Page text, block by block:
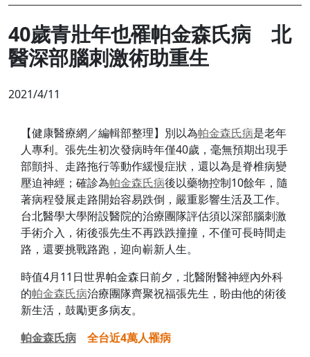
40歲青壯年也罹帕金森氏病 北
醫深部腦刺激術助重生
2021/4/11
【健康醫療網／編輯部整理】別以為帕金森氏病是老年
人專利。張先生初次發病時年僅40歲，毫無預期出現手
部顫抖、走路拖行等動作緩慢症狀，還以為是脊椎病變
壓迫神經；確診為帕金森氏病後以藥物控制10餘年，隨
著病程發展走路開始容易跌倒，嚴重影響生活及工作。
台北醫學大學附設醫院的治療團隊評估須以深部腦刺激
手術介入，術後張先生不再跌跌撞撞，不僅可長時間走
路，還要挑戰路跑，迎向嶄新人生。
時值4月11日世界帕金森日前夕，北醫附醫神經內外科
的帕金森氏病治療團隊齊聚祝福張先生，盼由他的術後
新生活，鼓勵更多病友。
帕金森氏病全台近4萬人罹病